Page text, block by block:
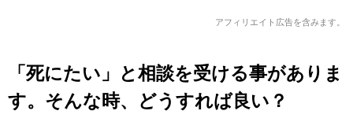
アフィリエイト広告を含みます。
「死にたい」と相談を受ける事がありま
す。そんな時、どうすれば良い？